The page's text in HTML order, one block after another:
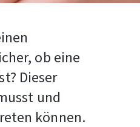
ob eine
Dieser
und
können.